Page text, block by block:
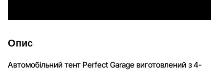
Опис
Автомобільний тент Perfect Garage виготовлений з 4-